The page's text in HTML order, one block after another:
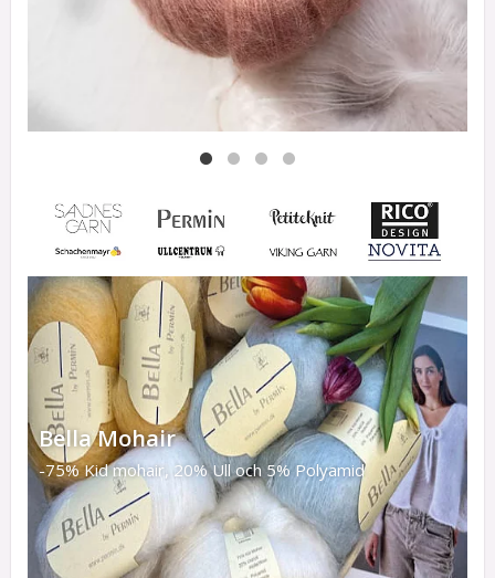
Bella Mohair
-75% Kid mohair, 20% Ull och 5% Polyamid